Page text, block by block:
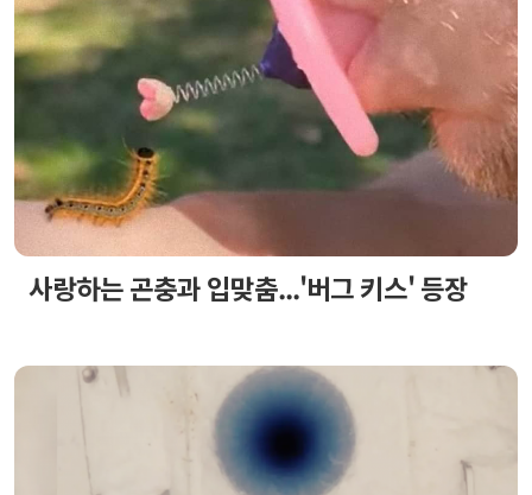
사랑하는 곤충과 입맞춤...'버그 키스' 등장